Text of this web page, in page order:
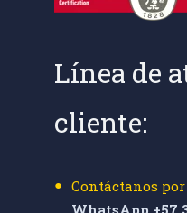
Línea de
cliente:
Contáctanos
WhatsApp +57